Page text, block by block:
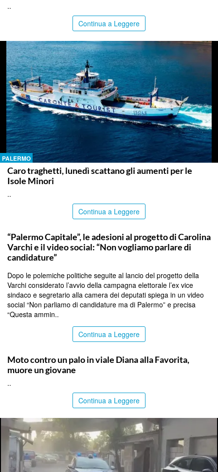
..
Continua a Leggere
PALERMO
Caro traghetti, lunedì scattano gli aumenti per le
Isole Minori
..
Continua a Leggere
“Palermo Capitale”, le adesioni al progetto di Carolina
Varchi e il video social: “Non vogliamo parlare di
candidature”
Dopo le polemiche politiche seguite al lancio del progetto della
Varchi considerato l’avvio della campagna elettorale l’ex vice
sindaco e segretario alla camera dei deputati spiega in un video
social “Non parliamo di candidature ma di Palermo” e precisa
“Questa ammin..
Continua a Leggere
Moto contro un palo in viale Diana alla Favorita,
muore un giovane
..
Continua a Leggere